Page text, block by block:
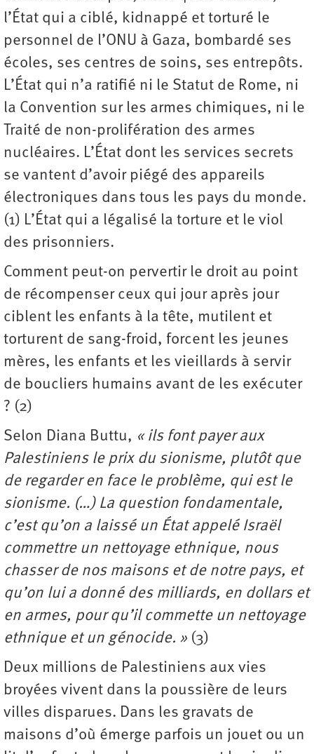
l’État qui a ciblé, kidnappé et torturé le
personnel de l’ONU à Gaza, bombardé ses
écoles, ses centres de soins, ses entrepôts.
L’État qui n’a ratifié ni le Statut de Rome, ni
la Convention sur les armes chimiques, ni le
Traité de non-prolifération des armes
nucléaires. L’État dont les services secrets
se vantent d’avoir piégé des appareils
électroniques dans tous les pays du monde.
(1) L’État qui a légalisé la torture et le viol
des prisonniers.
Comment peut-on pervertir le droit au point
de récompenser ceux qui jour après jour
ciblent les enfants à la tête, mutilent et
torturent de sang-froid, forcent les jeunes
mères, les enfants et les vieillards à servir
de boucliers humains avant de les exécuter
? (2)
Selon Diana Buttu, « ils font payer aux
Palestiniens le prix du sionisme, plutôt que
de regarder en face le problème, qui est le
sionisme. (…) La question fondamentale,
c’est qu’on a laissé un État appelé Israël
commettre un nettoyage ethnique, nous
chasser de nos maisons et de notre pays, et
qu’on lui a donné des milliards, en dollars et
en armes, pour qu’il commette un nettoyage
ethnique et un génocide. » (3)
Deux millions de Palestiniens aux vies
broyées vivent dans la poussière de leurs
villes disparues. Dans les gravats de
maisons d’où émerge parfois un jouet ou un